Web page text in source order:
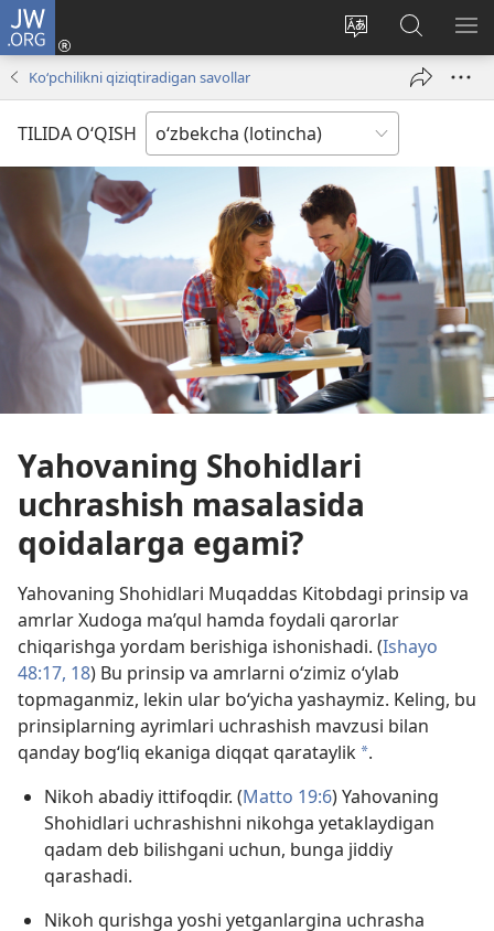
JW.ORG
Saytning
o‘zgartirish
Kirish
(opens
JW.ORG
bo‘yicha
izlash
Ko‘pchilikni qiziqtiradigan savollar
TILIDA O‘QISH
Yahovaning Shohidlari
uchrashish masalasida
qoidalarga egami?
Yahovaning Shohidlari Muqaddas Kitobdagi prinsip va
amrlar Xudoga ma’qul hamda foydali qarorlar
chiqarishga yordam berishiga ishonishadi. (Ishayo
48:17, 18) Bu prinsip va amrlarni o‘zimiz o‘ylab
topmaganmiz, lekin ular bo‘yicha yashaymiz. Keling, bu
prinsiplarning ayrimlari uchrashish mavzusi bilan
qanday bog‘liq ekaniga diqqat qarataylik a.
Nikoh abadiy ittifoqdir. (Matto 19:6) Yahovaning
Shohidlari uchrashishni nikohga yetaklaydigan
qadam deb bilishgani uchun, bunga jiddiy
qarashadi.
Nikoh qurishga yoshi yetganlargina uchrasha